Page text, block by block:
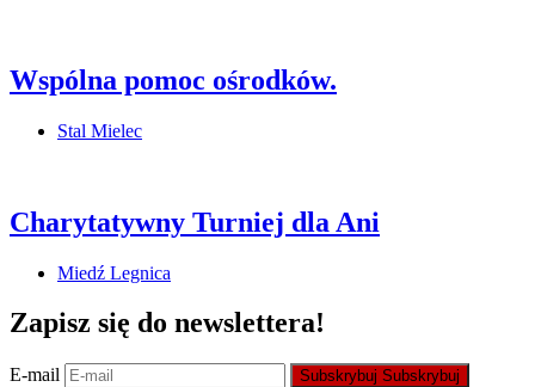
Wspólna pomoc ośrodków.
Stal Mielec
Charytatywny Turniej dla Ani
Miedź Legnica
Zapisz się do newslettera!
E-mail Subskrybuj Subskrybuj